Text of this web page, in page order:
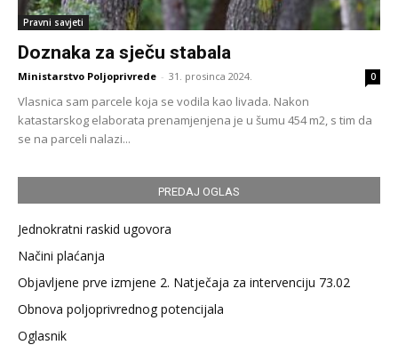
Pravni savjeti
Doznaka za sječu stabala
Ministarstvo Poljoprivrede - 31. prosinca 2024. 0
Vlasnica sam parcele koja se vodila kao livada. Nakon
katastarskog elaborata prenamjenjena je u šumu 454 m2, s tim da
se na parceli nalazi...
PREDAJ OGLAS
Jednokratni raskid ugovora
Načini plaćanja
Objavljene prve izmjene 2. Natječaja za intervenciju 73.02
Obnova poljoprivrednog potencijala
Oglasnik